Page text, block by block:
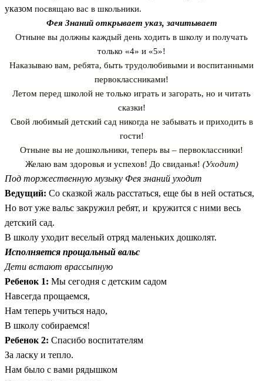
указом посвящаю вас в школьники.
Фея Знаний открывает указ, зачитывает
Отныне вы должны каждый день ходить в школу и получать
только «4» и «5»!
Наказываю вам, ребята, быть трудолюбивыми и воспитанными
первоклассниками!
Летом перед школой не только играть и загорать, но и читать
сказки!
Свой любимый детский сад никогда не забывать и приходить в
гости!
Отныне вы не дошкольники, теперь вы – первоклассники!
Желаю вам здоровья и успехов! До свиданья! (Уходит)
Под торжественную музыку Фея знаний уходит
Ведущий: Со сказкой жаль расстаться, еще бы в ней остаться,
Но вот уже вальс закружил ребят, и кружится с ними весь
детский сад.
В школу уходит веселый отряд маленьких дошколят.
Исполняется прощальный вальс
Дети встают врассыпную
Ребенок 1: Мы сегодня с детским садом
Навсегда прощаемся,
Нам теперь учиться надо,
В школу собираемся!
Ребенок 2: Спасибо воспитателям
За ласку и тепло.
Нам было с вами рядышком